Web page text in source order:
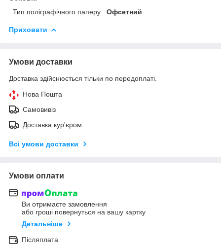
Тип поліграфічного паперу
Офсетний
Приховати
Умови доставки
Доставка здійснюється тільки по передоплаті.
Нова Пошта
Самовивіз
Доставка кур'єром.
Всі умови доставки
Умови оплати
Ви отримаєте замовлення
або гроші повернуться на вашу картку
Детальніше
Післяплата